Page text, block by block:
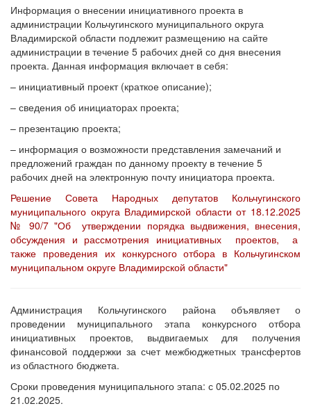
Информация о внесении инициативного проекта в
администрации Кольчугинского муниципального округа
Владимирской области подлежит размещению на сайте
администрации в течение 5 рабочих дней со дня внесения
проекта. Данная информация включает в себя:
– инициативный проект (краткое описание);
– сведения об инициаторах проекта;
– презентацию проекта;
– информация о возможности представления замечаний и
предложений граждан по данному проекту в течение 5
рабочих дней на электронную почту инициатора проекта.
Решение Совета Народных депутатов Кольчугинского
муниципального округа Владимирской области от 18.12.2025
№ 90/7 "Об утверждении порядка выдвижения, внесения,
обсуждения и рассмотрения инициативных проектов, а
также проведения их конкурсного отбора в Кольчугинском
муниципальном округе Владимирской области"
Администрация Кольчугинского района объявляет о
проведении муниципального этапа конкурсного отбора
инициативных проектов, выдвигаемых для получения
финансовой поддержки за счет межбюджетных трансфертов
из областного бюджета.
Сроки проведения муниципального этапа: с 05.02.2025 по
21.02.2025.